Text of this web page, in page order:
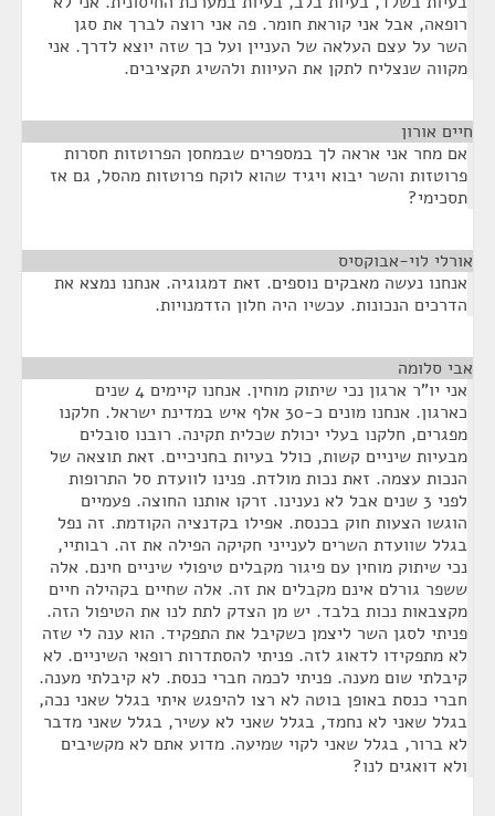
רופאה, אבל אני קוראת חומר. פה אני רוצה לברך את סגן
השר על עצם העלאה של העניין ועל כך שזה יוצא לדרך. אני
מקווה שנצליח לתקן את העיוות ולהשיג תקציבים.
חיים אורון
אם מחר אני אראה לך במספרים שבמחסן הפרוטזות חסרות
פרוטזות והשר יבוא ויגיד שהוא לוקח פרוטזות מהסל, גם אז
תסכימי?
אורלי לוי-אבוקסיס
אנחנו נעשה מאבקים נוספים. זאת דמגוגיה. אנחנו נמצא את
הדרכים הנכונות. עכשיו היה חלון הזדמנויות.
אבי סלומה
אני יו"ר ארגון נכי שיתוק מוחין. אנחנו קיימים 4 שנים
כארגון. אנחנו מונים כ-30 אלף איש במדינת ישראל. חלקנו
מפגרים, חלקנו בעלי יכולת שכלית תקינה. רובנו סובלים
מבעיות שיניים קשות, כולל בעיות בחניכיים. זאת תוצאה של
הנכות עצמה. זאת נכות מולדת. פנינו לוועדת סל התרופות
לפני 3 שנים אבל לא נענינו. זרקו אותנו החוצה. פעמיים
הוגשו הצעות חוק בכנסת. אפילו בקדנציה הקודמת. זה נפל
בגלל שוועדת השרים לענייני חקיקה הפילה את זה. רבותיי,
נכי שיתוק מוחין עם פיגור מקבלים טיפולי שיניים חינם. אלה
ששפר גורלם אינם מקבלים את זה. אלה שחיים בקהילה חיים
מקצבאות נכות בלבד. יש מן הצדק לתת לנו את הטיפול הזה.
פניתי לסגן השר ליצמן כשקיבל את התפקיד. הוא ענה לי שזה
לא מתפקידו לדאוג לזה. פניתי להסתדרות רופאי השיניים. לא
קיבלתי שום מענה. פניתי לכמה חברי כנסת. לא קיבלתי מענה.
חברי כנסת באופן בוטה לא רצו להיפגש איתי בגלל שאני נכה,
בגלל שאני לא נחמד, בגלל שאני לא עשיר, בגלל שאני מדבר
לא ברור, בגלל שאני לקוי שמיעה. מדוע אתם לא מקשיבים
ולא דואגים לנו?